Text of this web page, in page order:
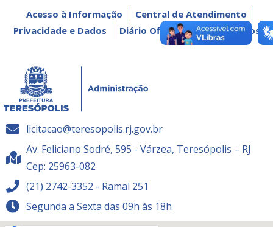
Acesso à Informação
Central de Atendimento
Privacidade e Dados
Diário Oficial Dados Abertos
licitacao@teresopolis.rj.gov.br
Av. Feliciano Sodré, 595 - Várzea, Teresópolis – RJ
Cep: 25963-082
(21) 2742-3352 - Ramal 251
Segunda a Sexta das 09h às 18h